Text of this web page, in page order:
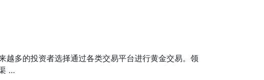
多的投资者选择通过各类交易平台进行黄金交易。领
…